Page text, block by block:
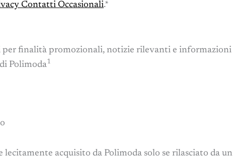
Contatti Occasionali.*
finalità promozionali, notizie rilevanti e informazioni
Polimoda1
acquisito da Polimoda solo se rilasciato da un